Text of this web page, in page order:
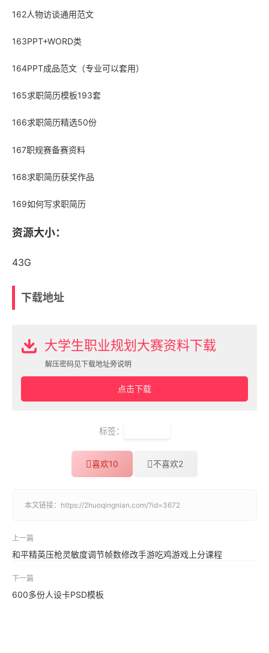
162人物访谈通用范文
163PPT+WORD类
164PPT成品范文（专业可以套用）
165求职简历模板193套
166求职简历精选50份
167职规赛备赛资料
168求职简历获奖作品
169如何写求职简历
资源大小：
43G
下载地址
大学生职业规划大赛资料下载
解压密码见下载地址旁说明
点击下载
标签：
喜欢10 不喜欢2
本文链接： https://2huoqingnian.com/?id=3672
上一篇
和平精英压枪灵敏度调节帧数修改手游吃鸡游戏上分课程
下一篇
600多份人设卡PSD模板